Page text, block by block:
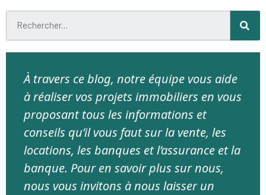
À travers ce blog, notre équipe vous aide
à réaliser vos projets immobiliers en vous
proposant tous les informations et
conseils qu’il vous faut sur la vente, les
locations, les banques et l’assurance et la
banque. Pour en savoir plus sur nous,
nous vous invitons à nous laisser un